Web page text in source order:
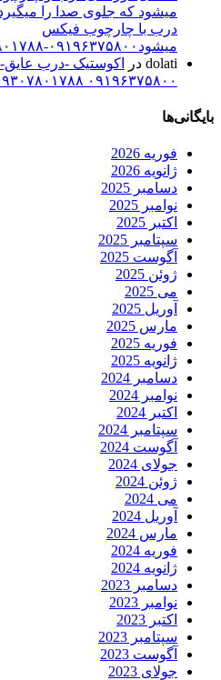
میشود که جلوی صدا را
درب با چارچوب فیکس
میشود۰۹۱۹۶۳۷۵۸۰۰-۰۹۳۰۷۸۰۱۷۸۸مهندس دولتی
dolati در
اکوستیک -درب
۰۹۱۹۶۳۷۵۸۰۰ ۰۹۳۰۷۸۰۱۷۸۸
بایگانی‌ها
فوریه 2026
ژانویه 2026
دسامبر 2025
نوامبر 2025
اکتبر 2025
سپتامبر 2025
آگوست 2025
ژوئن 2025
می 2025
آوریل 2025
مارس 2025
فوریه 2025
ژانویه 2025
دسامبر 2024
نوامبر 2024
اکتبر 2024
سپتامبر 2024
آگوست 2024
جولای 2024
ژوئن 2024
می 2024
آوریل 2024
مارس 2024
فوریه 2024
ژانویه 2024
دسامبر 2023
نوامبر 2023
اکتبر 2023
سپتامبر 2023
آگوست 2023
جولای 2023